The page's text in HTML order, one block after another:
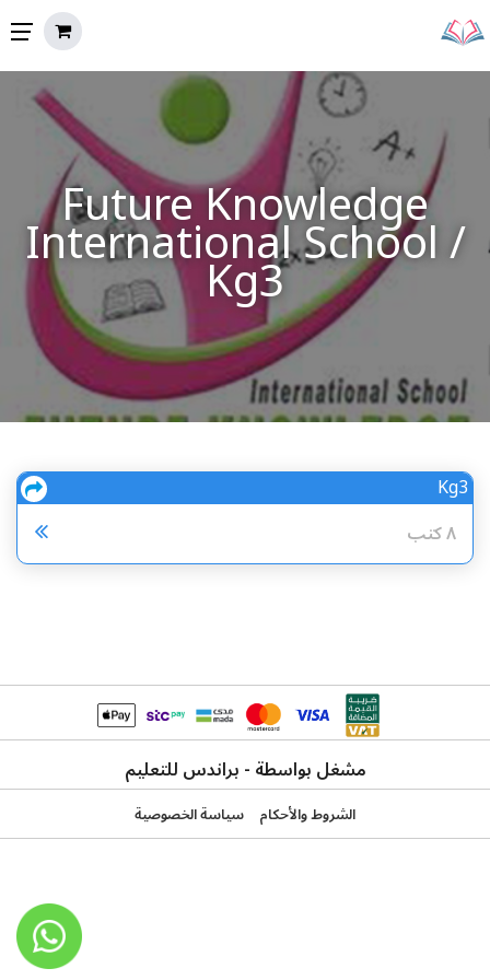
Future Knowledge
International School /
Kg3
Kg3
٨ كتب
مشغل بواسطة - براندس للتعليم
الشروط والأحكام سياسة الخصوصية